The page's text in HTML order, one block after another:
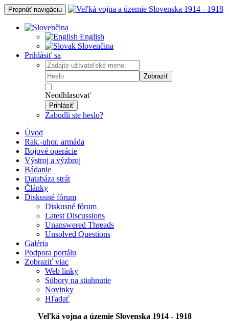
Prepnúť navigáciu
English
Slovenčina
Prihlásiť sa
Zobraziť
Neodhlasovať
Prihlásiť
Zabudli ste heslo?
Úvod
Rak.-uhor. armáda
Bojové operácie
Výstroj a výzbroj
Bádanie
Databáza strát
Články
Diskusné fórum
Diskusné fórum
Latest Discussions
Unanswered Threads
Unsolved Questions
Galéria
Podpora portálu
Zobraziť viac
Web linky
Súbory na stiahnutie
Novinky
Hľadať
Veľká vojna a územie Slovenska 1914 - 1918